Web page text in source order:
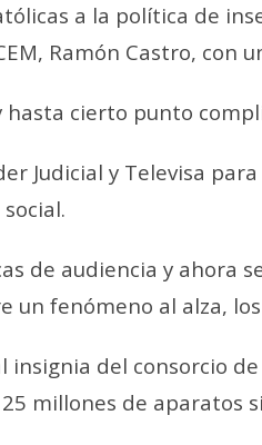
a la política de
Ramón Castro, con
hasta cierto punto
Judicial y Televisa
de audiencia y ahora
un fenómeno al alza,
insignia del consorcio
millones de aparatos